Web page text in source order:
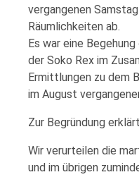
vergangenen
Räumlichkeiten ab.
Es war eine
der Soko Rex im
Ermittlungen zu dem
im August
Zur Begründung
Wir verurteilen die
und im übrigen